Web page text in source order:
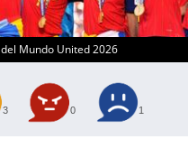
Mundo United 2026
3 0 1